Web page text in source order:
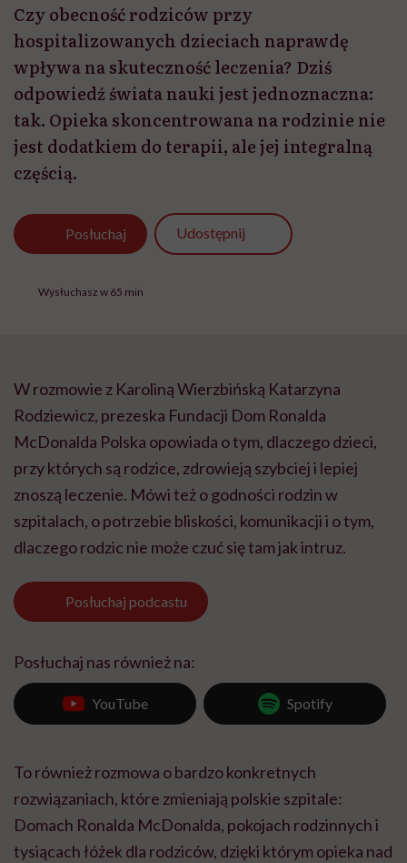
Czy obecność rodziców przy
hospitalizowanych dzieciach naprawdę
wpływa na skuteczność leczenia? Dziś
odpowiedź świata nauki jest jednoznaczna:
tak. Opieka skoncentrowana na rodzinie nie
jest dodatkiem do terapii, ale jej integralną
częścią.
Posłuchaj Udostępnij
Wysłuchasz w 65 min
W rozmowie z Karoliną Wierzbińską Katarzyna
Rodziewicz, prezeska Fundacji Dom Ronalda
McDonalda Polska opowiada o tym, dlaczego dzieci,
przy których są rodzice, zdrowieją szybciej i lepiej
znoszą leczenie. Mówi też o godności rodzin w
szpitalach, o potrzebie bliskości, komunikacji i o tym,
dlaczego rodzic nie może czuć się tam jak intruz.
Posłuchaj podcastu
Posłuchaj nas również na:
YouTube Spotify
To również rozmowa o bardzo konkretnych
rozwiązaniach, które zmieniają polskie szpitale:
Domach Ronalda McDonalda, pokojach rodzinnych i
tysiącach łóżek dla rodziców, dzięki którym opieka nad